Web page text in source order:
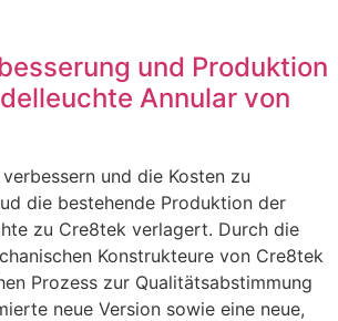
und Produktion
Annular von
und die Kosten zu
die bestehende Produktion der
zu Cre8tek verlagert. Durch die
Konstrukteure von Cre8tek
Prozess zur Qualitätsabstimmung
neue Version sowie eine neue,